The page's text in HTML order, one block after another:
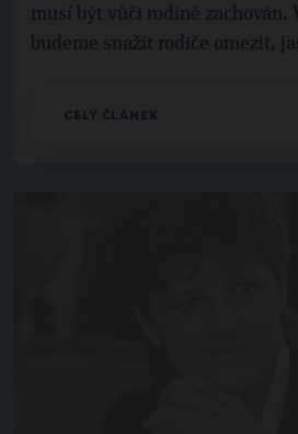
musí být vůči rodině zachován.
budeme snažit rodiče omezit,
CELÝ ČLÁNEK